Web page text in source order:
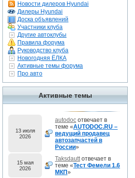
Новости дилеров Hyundai
Дилеры Hyundai
Доска объявлений
Участники клуба
Другие автоклубы
Правила форума
Руководство клуба
Новогодняя ЁЛКА
Активные темы форума
Про авто
Активные темы
13 июля
2026
autodoc отвечает в
теме «AUTODOC.RU –
ведущий продавец
автозапчастей в
России»
15 мая
2026
Taksdauttотвечает в
теме «Тест Фемели 1.6
МКП»